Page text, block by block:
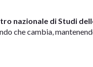
nazionale di Studi
che cambia,